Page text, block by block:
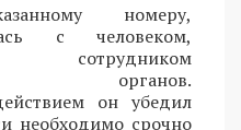
номеру,
с человеком,
сотрудником
органов.
он убедил
необходимо срочно